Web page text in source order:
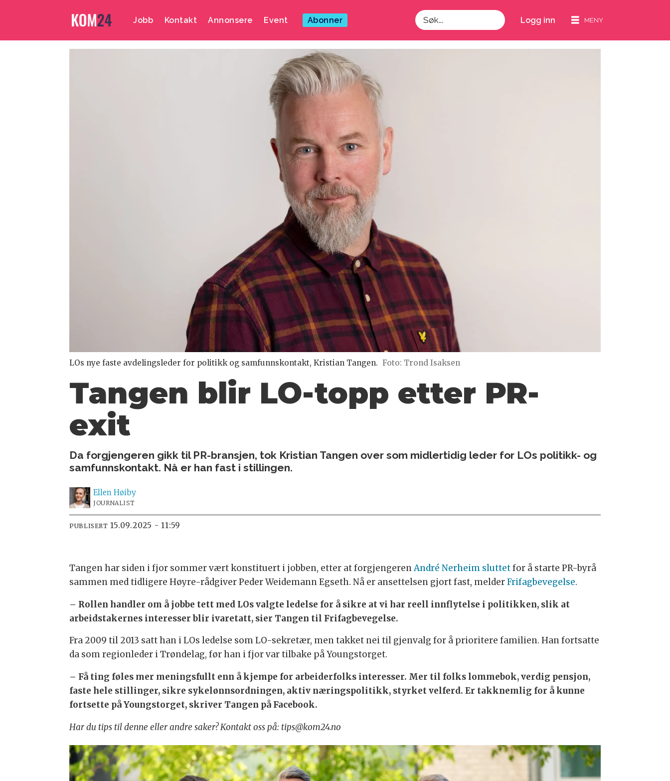
Jobb Kontakt Annonsere Event Abonner
Søk
Logg inn
LOs nye faste avdelingsleder for politikk og samfunnskontakt, Kristian Tangen. Foto: Trond Isaksen
Tangen blir LO-topp etter PR-
exit
Da forgjengeren gikk til PR-bransjen, tok Kristian Tangen over som midlertidig leder for LOs politikk- og
samfunnskontakt. Nå er han fast i stillingen.
Ellen Høiby
JOURNALIST
PUBLISERT 15.09.2025 - 11:59
Tangen har siden i fjor sommer vært konstituert i jobben, etter at forgjengerenAndré Nerheim sluttetfor å starte PR-byrå
sammen med tidligere Høyre-rådgiver Peder Weidemann Egseth. Nå er ansettelsen gjort fast, melderFrifagbevegelse.
– Rollen handler om å jobbe tett med LOs valgte ledelse for å sikre at vi har reell innflytelse i politikken, slik at
arbeidstakernes interesser blir ivaretatt, sier Tangen til Frifagbevegelse.
Fra 2009 til 2013 satt han i LOs ledelse som LO-sekretær, men takket nei til gjenvalg for å prioritere familien. Han fortsatte
da som regionleder i Trøndelag, før han i fjor var tilbake på Youngstorget.
– Få ting føles mer meningsfullt enn å kjempe for arbeiderfolks interesser. Mer til folks lommebok, verdig pensjon,
faste hele stillinger, sikre sykelønnsordningen, aktiv næringspolitikk, styrket velferd. Er takknemlig for å kunne
fortsette på Youngstorget, skriver Tangen på Facebook.
Har du tips til denne eller andre saker? Kontakt oss på: tips@kom24.no